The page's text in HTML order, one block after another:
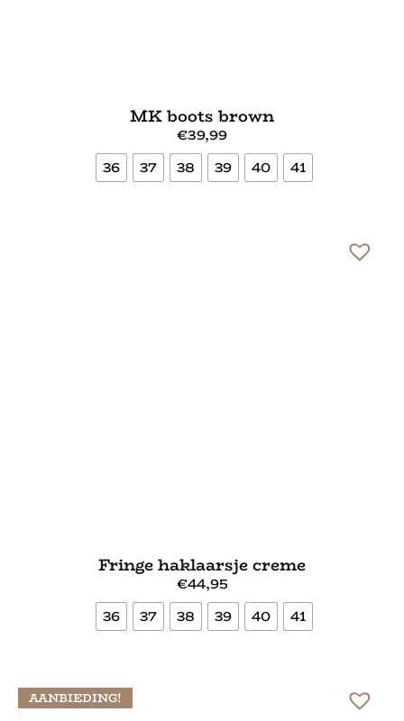
MK boots brown
€39,99
36
37 38 39 40 41
Fringe haklaarsje creme
€44,95
36
37 38 39 40 41
AANBIEDING!